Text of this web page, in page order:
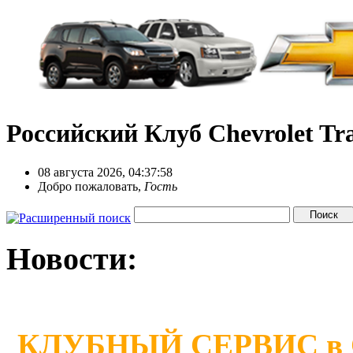
Российский Клуб Chevrolet
08 августа 2026, 04:37:58
Добро пожаловать, Гость
Новости:
КЛУБНЫЙ СЕРВИС в